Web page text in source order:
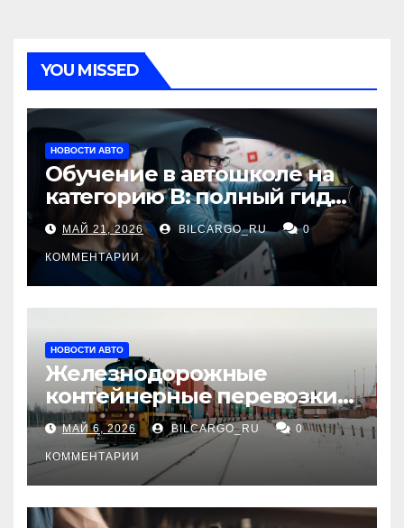
YOU MISSED
НОВОСТИ АВТО
Обучение в автошколе на
категорию В: полный гид
для будущих водителей
МАЙ 21, 2026 BILCARGO_RU 0
КОММЕНТАРИИ
НОВОСТИ АВТО
Железнодорожные
контейнерные перевозки
из Китая в Россию:
маршруты, сроки и
требования
МАЙ 6, 2026 BILCARGO_RU 0
КОММЕНТАРИИ